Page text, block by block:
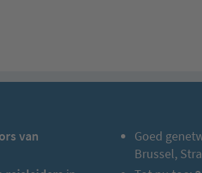
van
Goed
Brussel,